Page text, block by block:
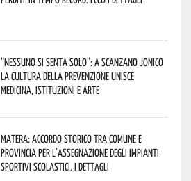
“Nessuno si senta solo”: a Scanzano Jonico
la cultura della prevenzione unisce
medicina, istituzioni e arte
Matera: accordo storico tra Comune e
Provincia per l’assegnazione degli impianti
sportivi scolastici. I dettagli